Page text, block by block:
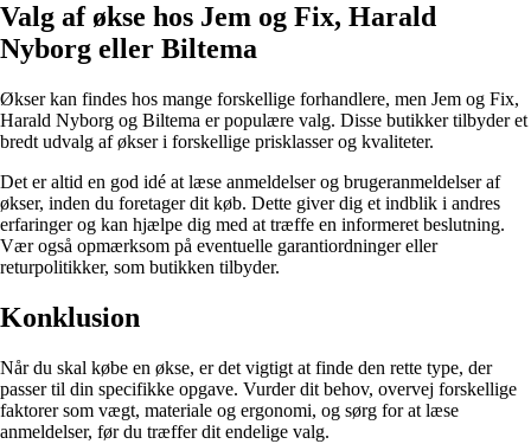
Valg af økse hos Jem og Fix, Harald
Nyborg eller Biltema
Økser kan findes hos mange forskellige forhandlere, men Jem og Fix,
Harald Nyborg og Biltema er populære valg. Disse butikker tilbyder et
bredt udvalg af økser i forskellige prisklasser og kvaliteter.
Det er altid en god idé at læse anmeldelser og brugeranmeldelser af
økser, inden du foretager dit køb. Dette giver dig et indblik i andres
erfaringer og kan hjælpe dig med at træffe en informeret beslutning.
Vær også opmærksom på eventuelle garantiordninger eller
returpolitikker, som butikken tilbyder.
Konklusion
Når du skal købe en økse, er det vigtigt at finde den rette type, der
passer til din specifikke opgave. Vurder dit behov, overvej forskellige
faktorer som vægt, materiale og ergonomi, og sørg for at læse
anmeldelser, før du træffer dit endelige valg.